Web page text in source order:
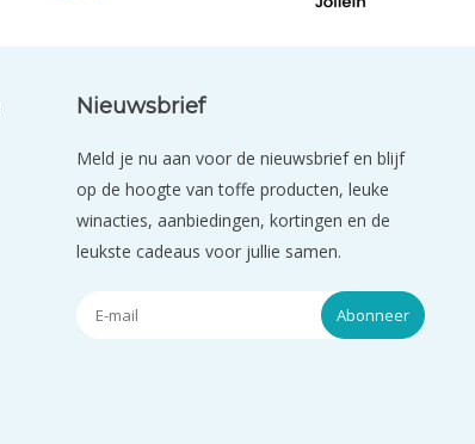
Nieuwsbrief
Meld je nu aan voor de nieuwsbrief en blijf
op de hoogte van toffe producten, leuke
winacties, aanbiedingen, kortingen en de
leukste cadeaus voor jullie samen.
Abonneer